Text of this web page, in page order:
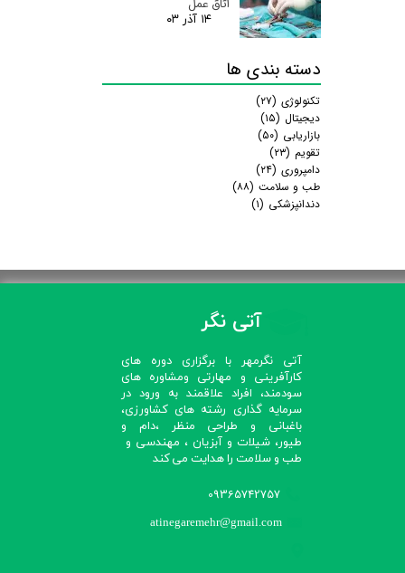
اتاق عمل
۱۴ آذر ۰۳
دسته بندی ها
تکنولوژی (۲۷)
دیجیتال (۱۵)
بازاریابی (۵۰)
تقویم (۲۳)
دامپروری (۲۴)
طب و سلامت (۸۸)
دندانپزشکی (۱)
آتی نگر
آتی نگرمهر با برگزاری دوره های
کارآفرینی و مهارتی ومشاوره های
سودمند، افراد علاقمند به ورود در
سرمایه گذاری رشته های کشاورزی،
باغبانی و طراحی منظر ،دام و
طیور، شیلات و آبزیان ، مهندسی و
طب و سلامت را هدایت می کند​​​​​​​
09365742757
atinegaremehr@gmail.com